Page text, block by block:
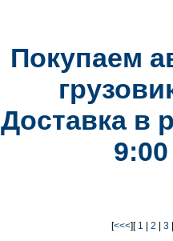
Покупаем
Доставка в
[<<<][ 1 2 3